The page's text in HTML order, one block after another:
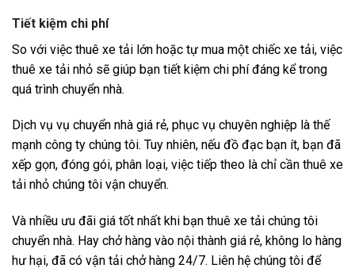
Tiết kiệm chi phí
So với việc thuê xe tải lớn hoặc tự mua một chiếc xe tải, việc
thuê xe tải nhỏ sẽ giúp bạn tiết kiệm chi phí đáng kể trong
quá trình chuyển nhà.
Dịch vụ vụ chuyển nhà giá rẻ, phục vụ chuyên nghiệp là thế
mạnh công ty chúng tôi. Tuy nhiên, nếu đồ đạc bạn ít, bạn đã
xếp gọn, đóng gói, phân loại, việc tiếp theo là chỉ cần thuê xe
tải nhỏ chúng tôi vận chuyển.
Và nhiều ưu đãi giá tốt nhất khi bạn thuê xe tải chúng tôi
chuyển nhà. Hay chở hàng vào nội thành giá rẻ, không lo hàng
hư hại, đã có vận tải chở hàng 24/7. Liên hệ chúng tôi để